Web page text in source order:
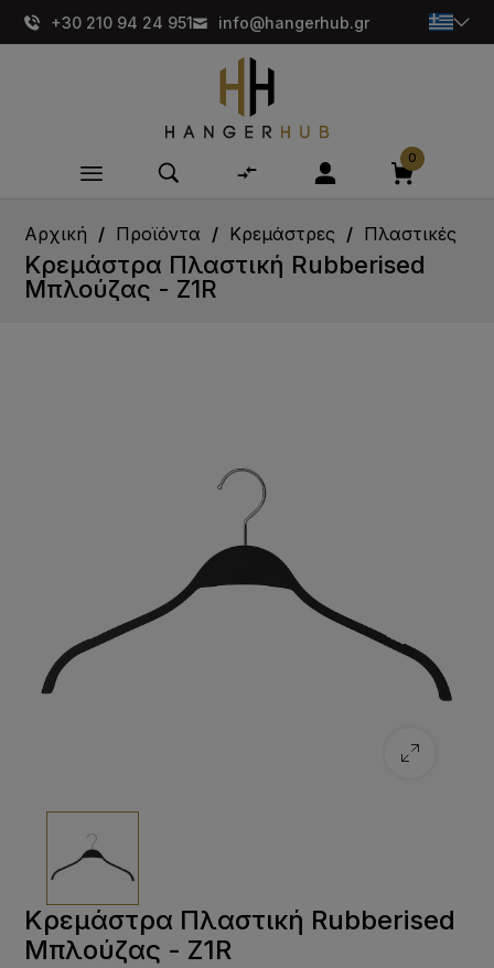
+30 210 94 24 951 info@hangerhub.gr
0
Αρχική Προϊόντα Κρεμάστρες Πλαστικές
Κρεμάστρα Πλαστική Rubberised
Μπλούζας - Z1R
Κρεμάστρα Πλαστική Rubberised
Μπλούζας - Z1R